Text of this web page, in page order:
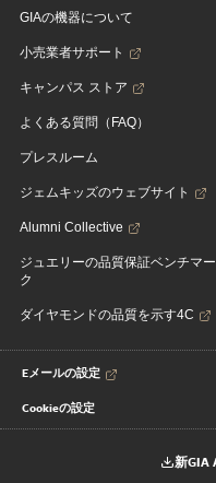
GIAの機器について
小売業者サポート
キャンパス ストア
よくある質問（FAQ）
プレスルーム
ジェムキッズのウェブサイト
Alumni Collective
ジュエリーの品質保証ベンチマー
ク
ダイヤモンドの品質を示す4C
Eメールの設定
Cookieの設定
新GIA